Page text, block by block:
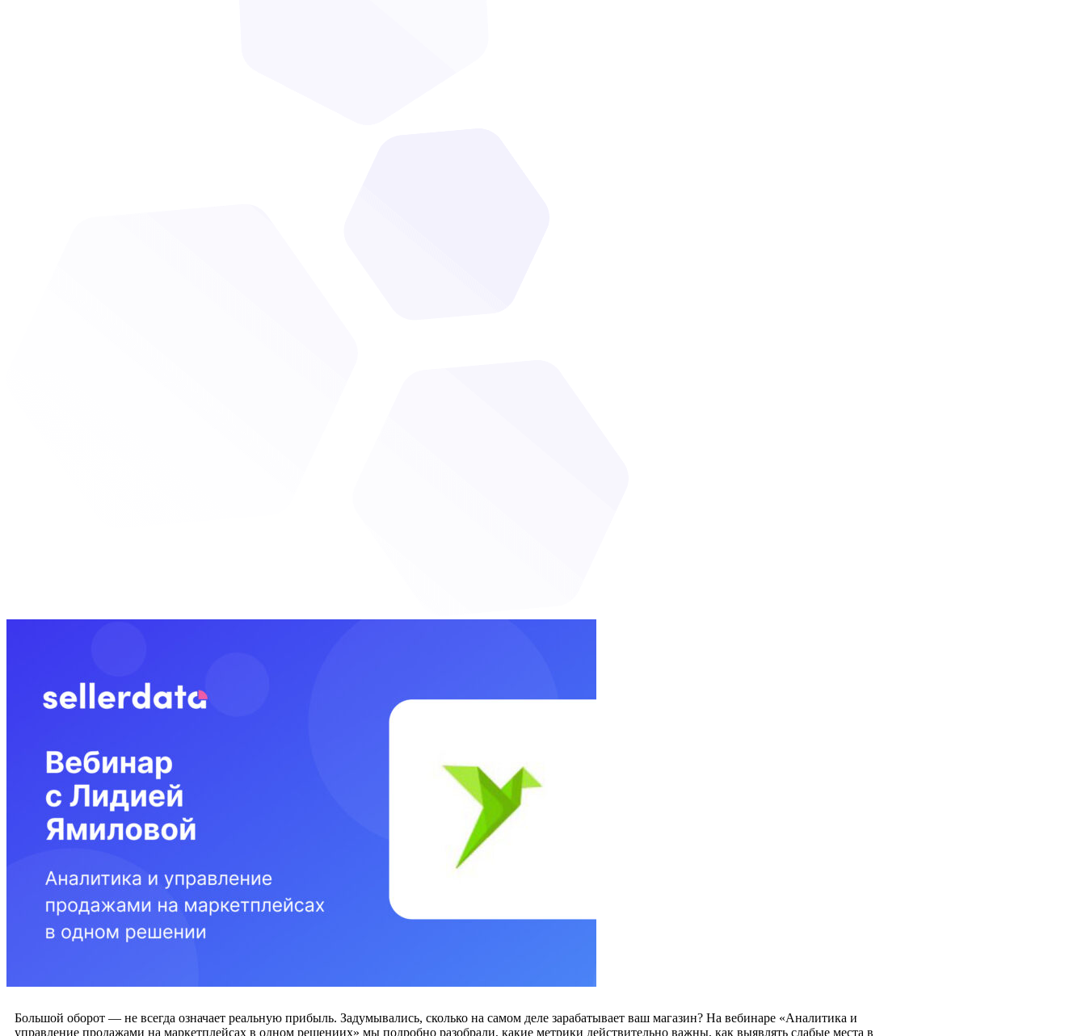
Большой оборот — не всегда означает реальную прибыль. Задумывались, сколько на самом деле зарабатывает ваш магазин? На вебинаре «Аналитика и
управление продажами на маркетплейсах в одном решениих» мы подробно разобрали, какие метрики действительно важны, как выявлять слабые места в